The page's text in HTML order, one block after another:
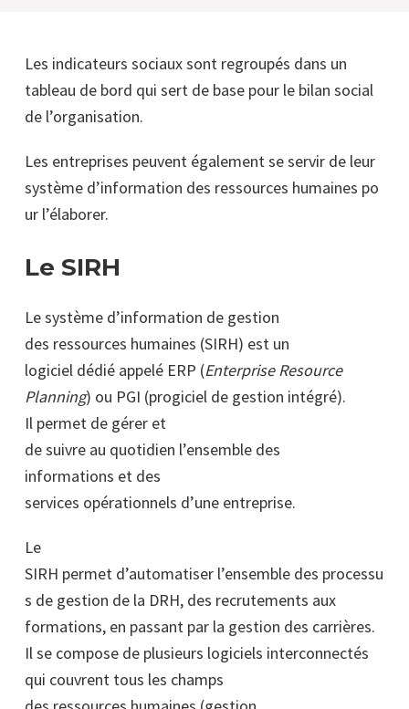
Les indicateurs sociaux sont regroupés dans un
tableau de bord qui sert de base pour le bilan social
de l’organisation.
Les entreprises peuvent également se servir de leur
système d’information des ressources humaines po
ur l’élaborer.
Le SIRH
Le système d’information de gestion
des ressources humaines (SIRH) est un
logiciel dédié appelé ERP (Enterprise Resource
Planning) ou PGI (progiciel de gestion intégré).
Il permet de gérer et
de suivre au quotidien l’ensemble des
informations et des
services opérationnels d’une entreprise.
Le
SIRH permet d’automatiser l’ensemble des processu
s de gestion de la DRH, des recrutements aux
formations, en passant par la gestion des carrières.
Il se compose de plusieurs logiciels interconnectés
qui couvrent tous les champs